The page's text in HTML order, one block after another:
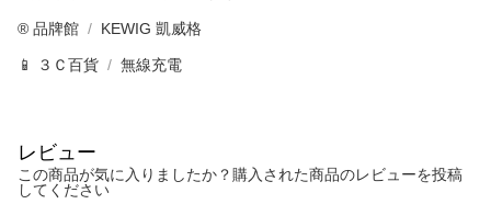
®️ 品牌館 KEWIG 凱威格
📱 ３Ｃ百貨 無線充電
レビュー
この商品が気に入りましたか？購入された商品のレビューを投稿
してください